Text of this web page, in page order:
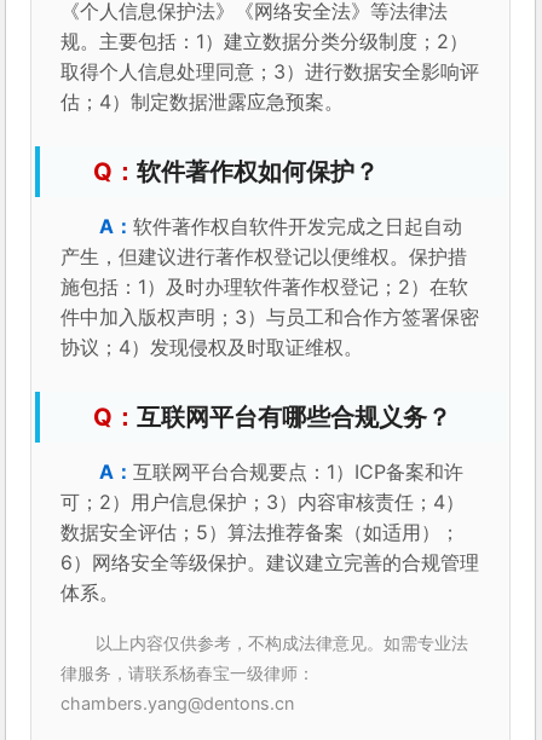
《个人信息保护法》《网络安全法》等法律法
规。主要包括：1）建立数据分类分级制度；2）
取得个人信息处理同意；3）进行数据安全影响评
估；4）制定数据泄露应急预案。
软件著作权如何保护？
软件著作权自软件开发完成之日起自动
产生，但建议进行著作权登记以便维权。保护措
施包括：1）及时办理软件著作权登记；2）在软
件中加入版权声明；3）与员工和合作方签署保密
协议；4）发现侵权及时取证维权。
互联网平台有哪些合规义务？
互联网平台合规要点：1）ICP备案和许
可；2）用户信息保护；3）内容审核责任；4）
数据安全评估；5）算法推荐备案（如适用）；
6）网络安全等级保护。建议建立完善的合规管理
体系。
以上内容仅供参考，不构成法律意见。如需专业法
律服务，请联系杨春宝一级律师：
chambers.yang@dentons.cn